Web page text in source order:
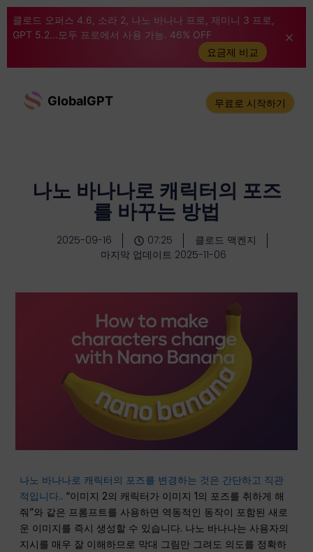
클로드 오퍼스 4.6, 소라 2, 나노 바나나 프로, 제미니 3 프로,
GPT 5.2...모두 프로에서 사용 가능. 46% OFF
요금제 비교
GlobalGPT 무료로 시작하기
나노 바나나로 캐릭터의 포즈
를 바꾸는 방법
2025-09-16 07:25
클로드 맥켄지
마지막 업데이트 2025-11-06
나노 바나나로 캐릭터의 포즈를 변경하는 것은 간단하고 직관
적입니다.. “이미지 2의 캐릭터가 이미지 1의 포즈를 취하게 해
줘”와 같은 프롬프트를 사용하면 역동적인 동작이 포함된 새로
운 이미지를 즉시 생성할 수 있습니다. 나노 바나나는 사용자의
지시를 매우 잘 이해하므로 막대 그림만 그려도 의도를 정확하